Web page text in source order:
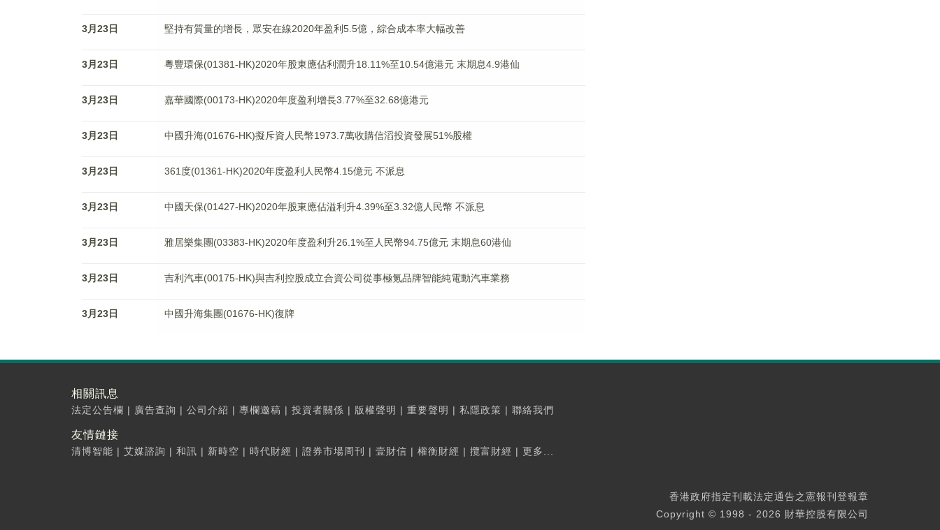
3月23日 堅持有質量的增長，眾安在線2020年盈利5.5億，綜合成本率大幅改善
3月23日 粵豐環保(01381-HK)2020年股東應佔利潤升18.11%至10.54億港元 末期息4.9港仙
3月23日 嘉華國際(00173-HK)2020年度盈利增長3.77%至32.68億港元
3月23日 中國升海(01676-HK)擬斥資人民幣1973.7萬收購信滔投資發展51%股權
3月23日 361度(01361-HK)2020年度盈利人民幣4.15億元 不派息
3月23日 中國天保(01427-HK)2020年股東應佔溢利升4.39%至3.32億人民幣 不派息
3月23日 雅居樂集團(03383-HK)2020年度盈利升26.1%至人民幣94.75億元 末期息60港仙
3月23日 吉利汽車(00175-HK)與吉利控股成立合資公司從事極氪品牌智能純電動汽車業務
3月23日 中國升海集團(01676-HK)復牌
相關訊息
法定公告欄 | 廣告查詢 | 公司介紹 | 專欄邀稿 | 投資者關係 | 版權聲明 | 重要聲明 | 私隱政策 | 聯絡我們
友情鏈接
清博智能 | 艾媒諮詢 | 和訊 | 新時空 | 時代財經 | 證券市場周刊 | 壹財信 | 權衡財經 | 攬富財經 | 更多...
香港政府指定刊載法定通告之憲報刊登報章
Copyright © 1998 - 2026 財華控股有限公司